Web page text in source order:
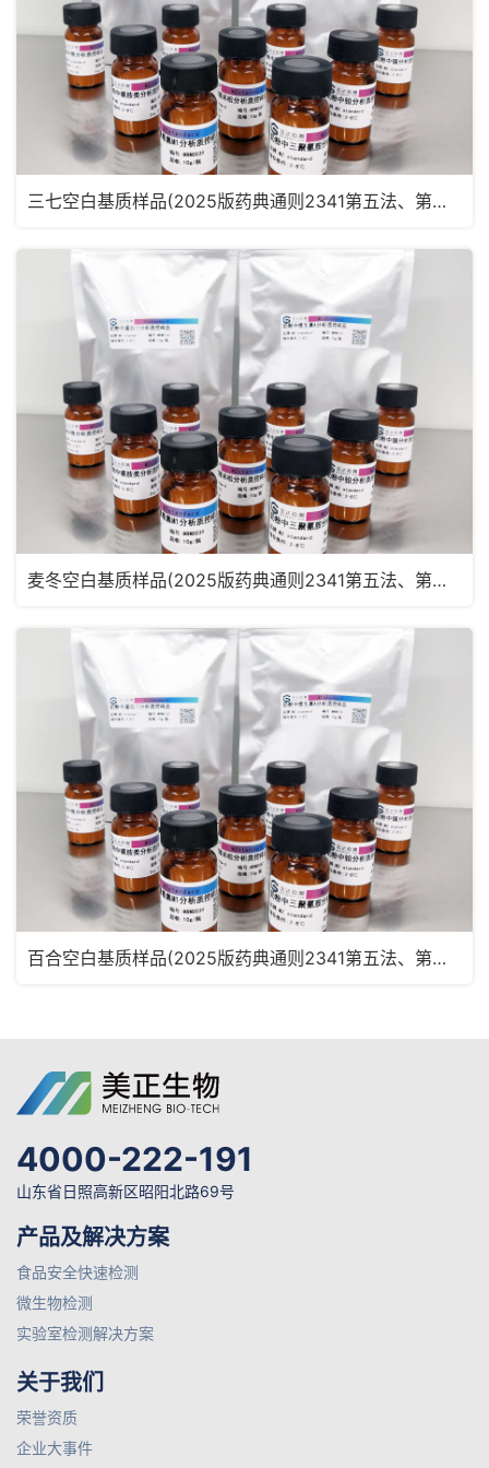
三七空白基质样品(2025版药典通则2341第五法、第六法)MRM2182
麦冬空白基质样品(2025版药典通则2341第五法、第六法)MRM2181
百合空白基质样品(2025版药典通则2341第五法、第六法)MRM2180
4000-222-191
山东省日照高新区昭阳北路69号
产品及解决方案
食品安全快速检测
微生物检测
实验室检测解决方案
关于我们
荣誉资质
企业大事件